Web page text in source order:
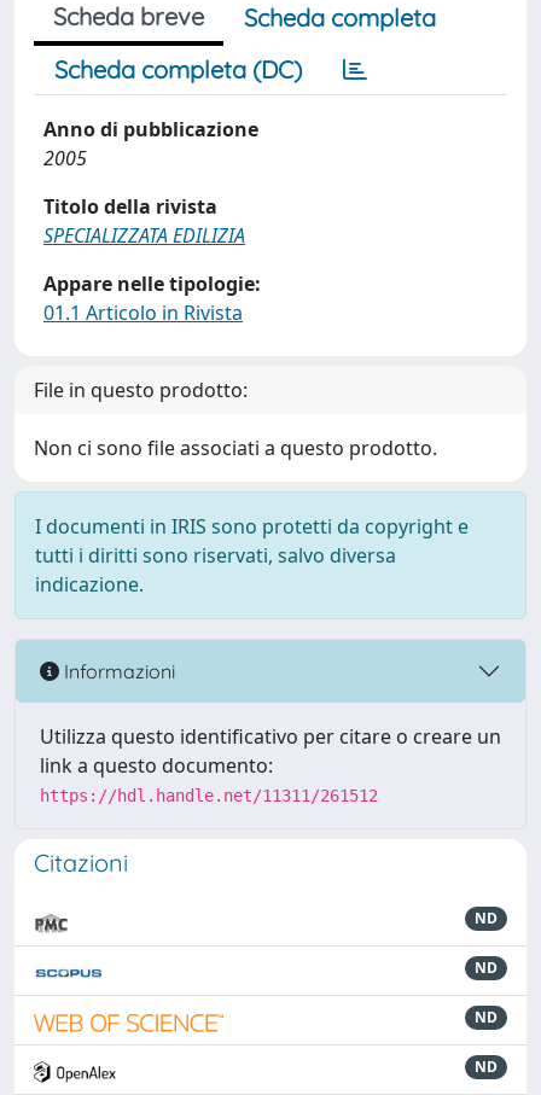
Scheda breve
Scheda completa
Scheda completa (DC)
Anno di pubblicazione
2005
Titolo della rivista
SPECIALIZZATA EDILIZIA
Appare nelle tipologie:
01.1 Articolo in Rivista
File in questo prodotto:
Non ci sono file associati a questo prodotto.
I documenti in IRIS sono protetti da copyright e
tutti i diritti sono riservati, salvo diversa
indicazione.
Informazioni
Utilizza questo identificativo per citare o creare un
link a questo documento:
https://hdl.handle.net/11311/261512
Citazioni
ND
ND
ND
ND